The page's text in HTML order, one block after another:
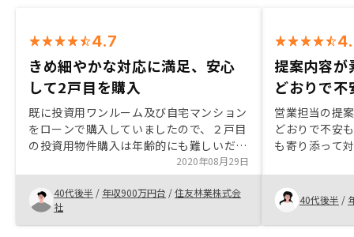
4.7
きめ細やかな対応に満足、安心
して2戸目を購入
既に投資用ワンルーム及び自宅マンション
をローンで購入していましたので、２戸目
の投資用物件購入は年齢的にも難しいだろ
うと考えていました。 しかし、すぐにシ
ミュレーションを作成してもらい、今から
でも投資用不動産を複数所有し資産運用す
ることのメリットを丁寧にご説明いただ
き、安心して２戸目を購入することができ
2020年08月29日
40代後半 / 年収900万円台 /住友林業株式会
社
提案内容が
どおりで
営業担当の提
どおりで不安
も寄り添って
し高ければ、
40代後半 /